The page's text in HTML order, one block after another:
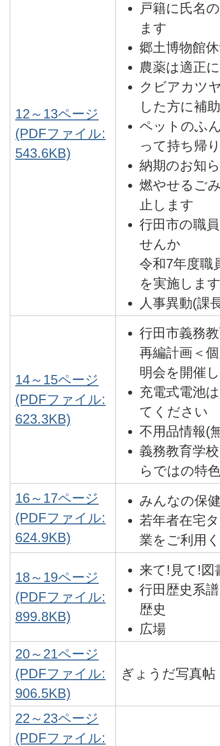
12～13ページ
(PDFファイル:
543.6KB)
戸籍に氏名
ます
郷土博物館
農薬は適正
クビアカツ
した方に補
ペットのふ
って持ち帰
納期のお知
燃やせるご
止します
行田市の職
せんか
令和7年度職
を実施しま
人事異動(課
14～15ページ
(PDFファイル:
623.3KB)
行田市義務
再編計画＜
明会を開催
充電式電池
てください
不用品情報(
義務教育学
らではの特
16～17ページ
(PDFファイル:
624.9KB)
みんなの保
若年者在宅
業をご利用
18～19ページ
(PDFファイル:
899.8KB)
来て!見て!図
行田歴史系
歴史
広場
20～21ページ
(PDFファイル:
906.5KB)
ぎょうだ写真帖
22～23ページ
(PDFファイル: